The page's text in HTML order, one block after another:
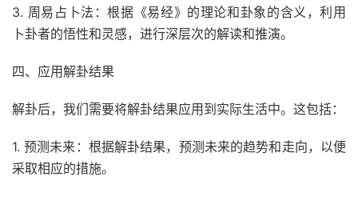
3. 周易占卜法：根据《易经》的理论和卦象的含义，利用
卜卦者的悟性和灵感，进行深层次的解读和推演。
四、应用解卦结果
解卦后，我们需要将解卦结果应用到实际生活中。这包括：
1. 预测未来：根据解卦结果，预测未来的趋势和走向，以便
采取相应的措施。